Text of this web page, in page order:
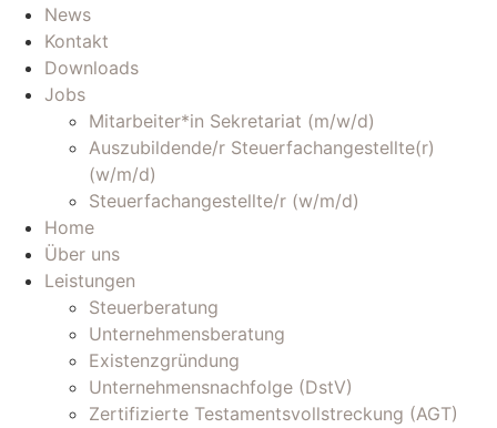
News
Kontakt
Downloads
Jobs
Mitarbeiter*in Sekretariat (m/w/d)
Auszubildende/r Steuerfachangestellte(r)
(w/m/d)
Steuerfachangestellte/r (w/m/d)
Home
Über uns
Leistungen
Steuerberatung
Unternehmensberatung
Existenzgründung
Unternehmensnachfolge (DstV)
Zertifizierte Testamentsvollstreckung (AGT)